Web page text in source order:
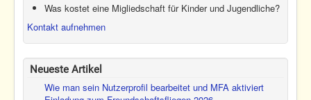
Was kostet eine Migliedschaft für Kinder und Jugendliche?
Kontakt aufnehmen
Neueste Artikel
Wie man sein Nutzerprofil bearbeitet und MFA aktiviert